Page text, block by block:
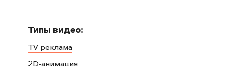
Типы видео:
TV реклама
2D-анимация